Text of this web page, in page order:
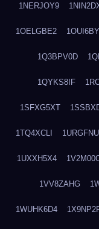
1NERJOY9
1OELGBE2
1Q3BPV0D
1QYKS8IF
1SFXG5XT
1TQ4XCLI
1UXXH5X4
1VV8ZAHG
1WUHK6D4